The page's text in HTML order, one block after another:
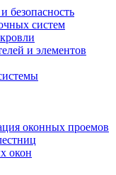
безопасность
систем
и элементов
оконных проемов
окон